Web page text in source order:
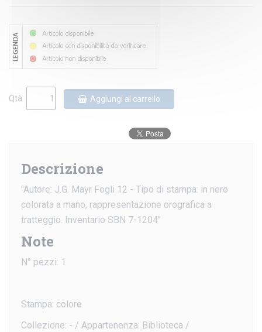
Qtà: Aggiungi al carrello
Descrizione
"Autore: J.G. Mayr Fogli 12 - Tipo di stampa: in nero
colorata a mano, rappresentazione orografica a
tratteggio. Inventario SBN 7-1204"
Note
N° pezzi: 1
Stampa: colore
Collezione: - / Appartenenza: Biblioteca /